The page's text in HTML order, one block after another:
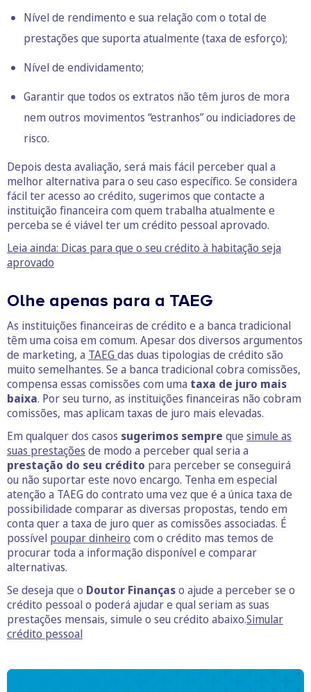
Nível de rendimento e sua relação com o total de
prestações que suporta atualmente (taxa de esforço);
Nível de endividamento;
Garantir que todos os extratos não têm juros de mora
nem outros movimentos “estranhos” ou indiciadores de
risco.
Depois desta avaliação, será mais fácil perceber qual a
melhor alternativa para o seu caso específico. Se considera
fácil ter acesso ao crédito, sugerimos que contacte a
instituição financeira com quem trabalha atualmente e
perceba se é viável ter um crédito pessoal aprovado.
Leia ainda: Dicas para que o seu crédito à habitação seja
aprovado
Olhe apenas para a TAEG
As instituições financeiras de crédito e a banca tradicional
têm uma coisa em comum. Apesar dos diversos argumentos
de marketing, a TAEG das duas tipologias de crédito são
muito semelhantes. Se a banca tradicional cobra comissões,
compensa essas comissões com uma taxa de juro mais
baixa. Por seu turno, as instituições financeiras não cobram
comissões, mas aplicam taxas de juro mais elevadas.
Em qualquer dos casos sugerimos sempre que simule as
suas prestações de modo a perceber qual seria a
prestação do seu crédito para perceber se conseguirá
ou não suportar este novo encargo. Tenha em especial
atenção a TAEG do contrato uma vez que é a única taxa de
possibilidade comparar as diversas propostas, tendo em
conta quer a taxa de juro quer as comissões associadas. É
possível poupar dinheiro com o crédito mas temos de
procurar toda a informação disponível e comparar
alternativas.
Se deseja que o Doutor Finançaso ajude a perceber se o
crédito pessoal o poderá ajudar e qual seriam as suas
prestações mensais, simule o seu crédito abaixo.Simular
crédito pessoal